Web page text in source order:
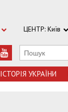
ЦЕНТР: Київ
ІСТОРІЯ УКРАЇНИ